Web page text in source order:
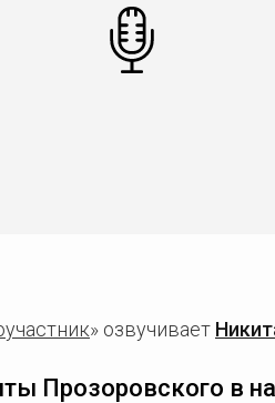
» озвучивает
Прозоровского в